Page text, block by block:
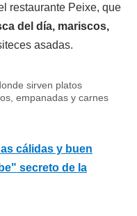
restaurante Peixe, que
del día, mariscos,
asadas.
sirven platos
empanadas y carnes
cálidas y buen
secreto de la